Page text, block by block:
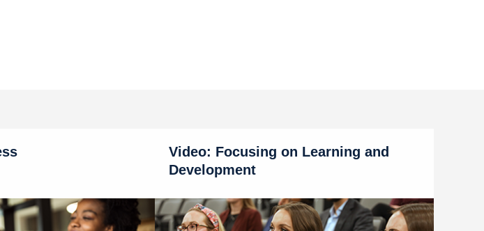
Video: Focusing on Learning and
Development